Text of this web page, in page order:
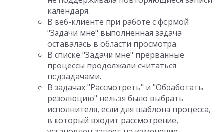
календаря.
В веб-клиенте при работе с формой
"Задачи мне" выполненная задача
оставалась в области просмотра.
В списке "Задачи мне" прерванные
процессы продолжали считаться
подзадачами.
В задачах "Рассмотреть" и "Обработать
резолюцию" нельзя было выбрать
исполнителя, если для шаблона процесса,
в который входит рассмотрение,